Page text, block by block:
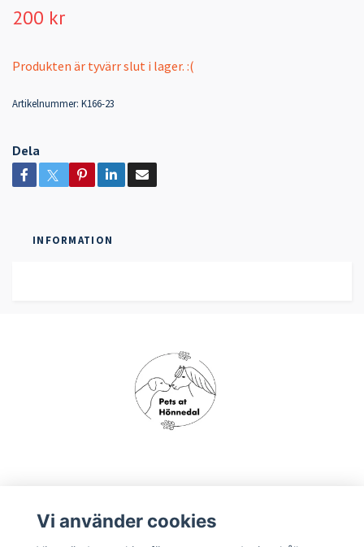
200 kr
Produkten är tyvärr slut i lager. :(
Artikelnummer: K166-23
Dela
INFORMATION
Vi använder cookies